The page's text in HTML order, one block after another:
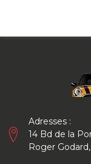
content
Adresses :
14 Bd de la
Roger